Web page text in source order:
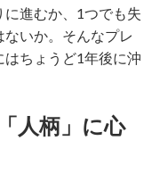
進むか、1つでも失
いか。そんなプレ
ちょうど1年後に沖
人柄」に心